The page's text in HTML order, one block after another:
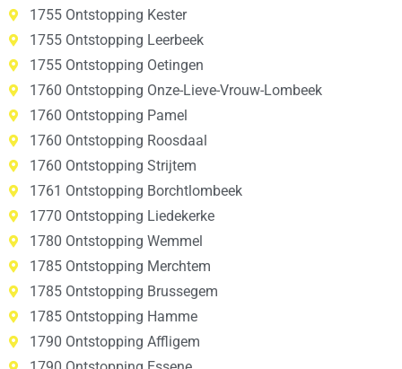
1755 Ontstopping Kester
1755 Ontstopping Leerbeek
1755 Ontstopping Oetingen
1760 Ontstopping Onze-Lieve-Vrouw-Lombeek
1760 Ontstopping Pamel
1760 Ontstopping Roosdaal
1760 Ontstopping Strijtem
1761 Ontstopping Borchtlombeek
1770 Ontstopping Liedekerke
1780 Ontstopping Wemmel
1785 Ontstopping Merchtem
1785 Ontstopping Brussegem
1785 Ontstopping Hamme
1790 Ontstopping Affligem